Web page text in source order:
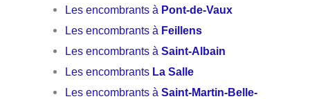
Les encombrants à Pont-de-Vaux
Les encombrants à Feillens
Les encombrants àSaint-Albain
Les encombrants La Salle
Les encombrants àSaint-Martin-Belle-